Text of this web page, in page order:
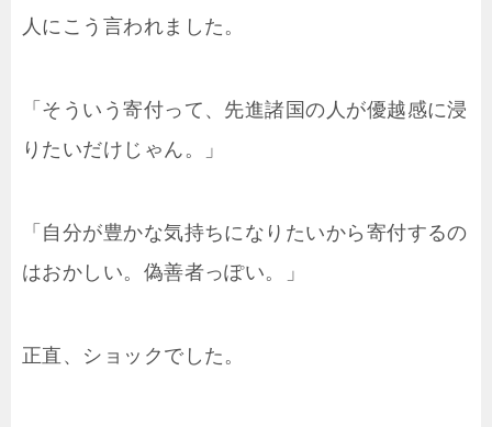
人にこう言われました。
「そういう寄付って、先進諸国の人が優越感に浸
りたいだけじゃん。」
「自分が豊かな気持ちになりたいから寄付するの
はおかしい。偽善者っぽい。」
正直、ショックでした。